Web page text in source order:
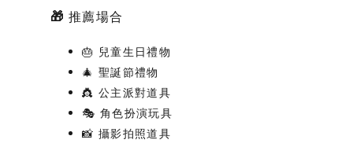
🎁 推薦場合
🎂 兒童生日禮物
🎄 聖誕節禮物
👸 公主派對道具
🎭 角色扮演玩具
📸 攝影拍照道具